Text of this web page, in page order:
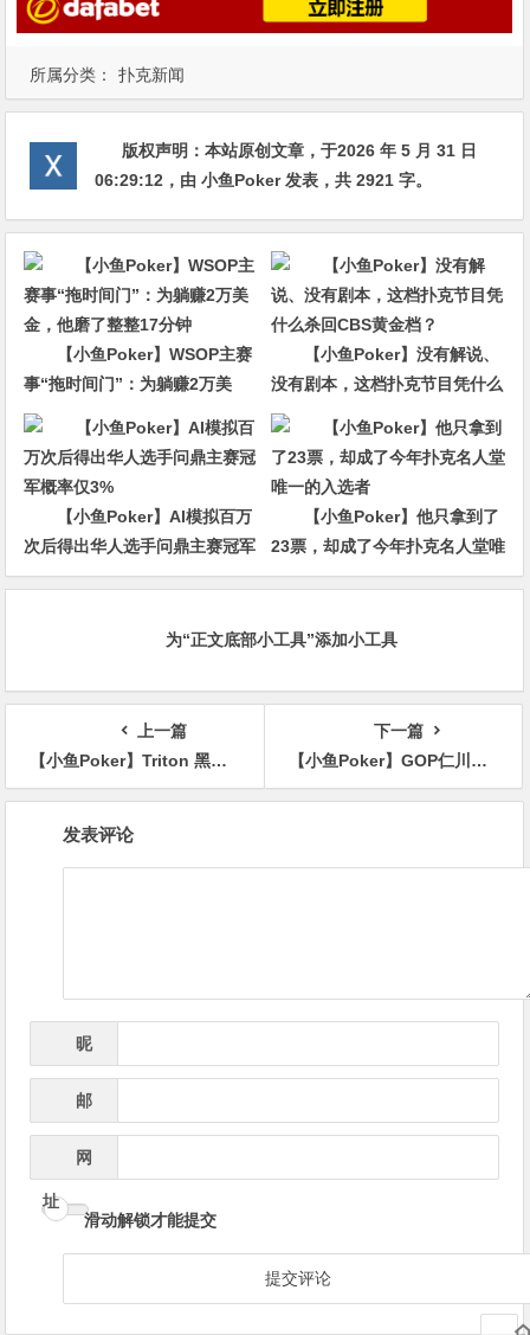
所属分类： 扑克新闻
版权声明：本站原创文章，于2026 年 5 月 31 日
06:29:12 ，由小鱼Poker发表，共 2921 字。
【小鱼Poker】WSOP主赛
事“拖时间门”：为躺赚2万美
金，他磨了整整17分钟
【小鱼Poker】没有解说、
没有剧本，这档扑克节目凭什么
杀回CBS黄金档？
【小鱼Poker】AI模拟百万
次后得出华人选手问鼎主赛冠军
概率仅3%
【小鱼Poker】他只拿到了
23票，却成了今年扑克名人堂唯
一的入选者
为“正文底部小工具”添加小工具
上一篇
【小鱼Poker】Triton 黑山站 | CHRISTOPH VOGELSANG延续德国军团统治力，拿下个人第三座TRITON冠军
下一篇
【小鱼Poker】GOP仁川站：邱海生967万领跑主赛FT九人桌，向首个主赛冠军发起冲击
发表评论
昵
邮
网
址
滑动解锁才能提交